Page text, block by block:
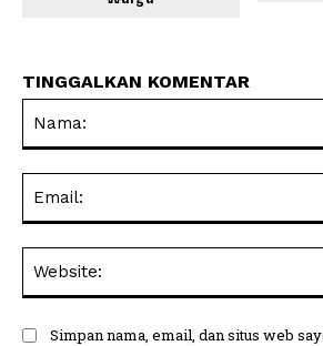
TINGGALKAN KOMENTAR
Simpan nama, email, dan situs web